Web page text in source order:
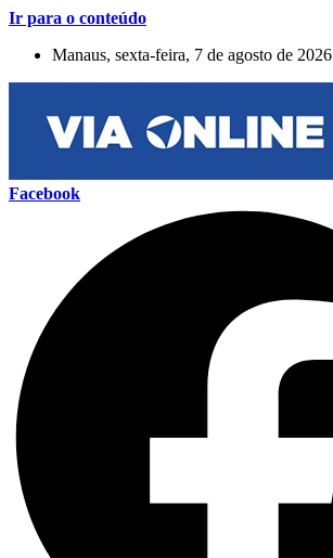
Ir para o conteúdo
Manaus, sexta-feira, 7 de agosto de 2026
Facebook